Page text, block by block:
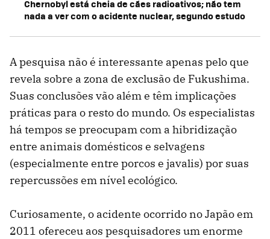
Chernobyl está cheia de cães radioativos; não tem
nada a ver com o acidente nuclear, segundo estudo
A pesquisa não é interessante apenas pelo que
revela sobre a zona de exclusão de Fukushima.
Suas conclusões vão além e têm implicações
práticas para o resto do mundo. Os especialistas
há tempos se preocupam com a hibridização
entre animais domésticos e selvagens
(especialmente entre porcos e javalis) por suas
repercussões em nível ecológico.
Curiosamente, o acidente ocorrido no Japão em
2011 ofereceu aos pesquisadores um enorme